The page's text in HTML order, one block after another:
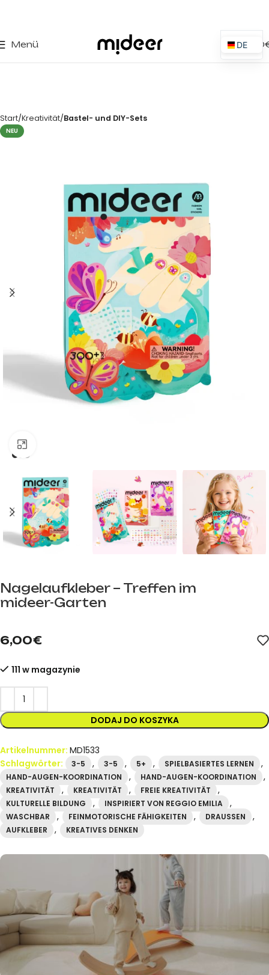
Menü 0,00
Start Kreativität Bastel- und DIY-Sets
NEU
Nagelaufkleber – Treffen im
mideer-Garten
6,00€
111 w magazynie
DODAJ DO KOSZYKA
Artikelnummer: MD1533
Schlagwörter:
3-5 , 3-5 , 5+ , SPIELBASIERTES LERNEN ,
HAND-AUGEN-KOORDINATION , HAND-AUGEN-KOORDINATION ,
KREATIVITÄT , KREATIVITÄT , FREIE KREATIVITÄT ,
KULTURELLE BILDUNG , INSPIRIERT VON REGGIO EMILIA ,
WASCHBAR , FEINMOTORISCHE FÄHIGKEITEN , DRAUSSEN ,
AUFKLEBER , KREATIVES DENKEN
DE
ES